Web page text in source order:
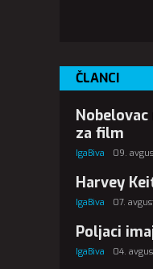
ČLANCI
za film
IgaBiva 09.
Harvey
IgaBiva 07.
Poljaci
IgaBiva 04.